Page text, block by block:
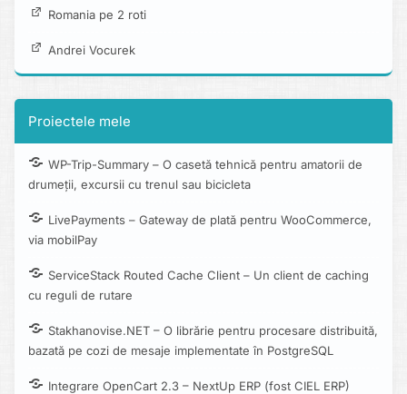
Romania pe 2 roti
Andrei Vocurek
Proiectele mele
WP-Trip-Summary – O casetă tehnică pentru amatorii de
drumeții, excursii cu trenul sau bicicleta
LivePayments – Gateway de plată pentru WooCommerce,
via mobilPay
ServiceStack Routed Cache Client – Un client de caching
cu reguli de rutare
Stakhanovise.NET – O librărie pentru procesare distribuită,
bazată pe cozi de mesaje implementate în PostgreSQL
Integrare OpenCart 2.3 – NextUp ERP (fost CIEL ERP)